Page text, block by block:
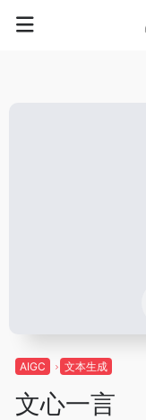
AIGC 文本生成
文心一言